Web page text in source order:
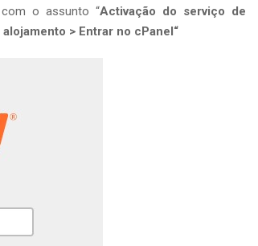
o assunto “Activação do serviço de
> Entrar no cPanel“